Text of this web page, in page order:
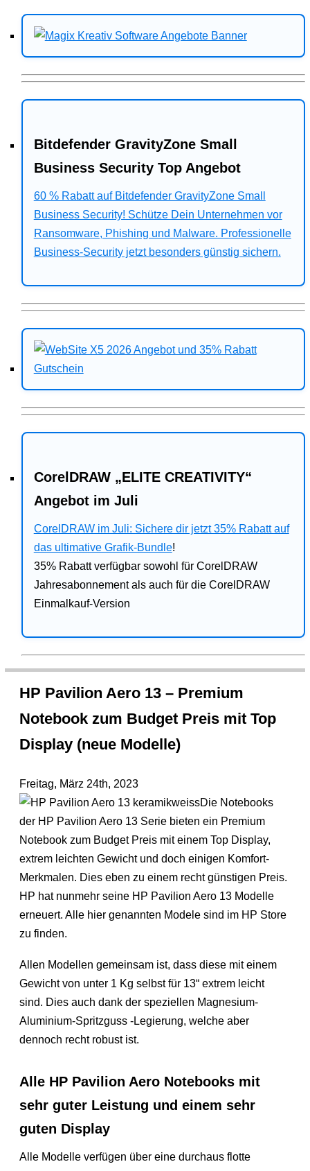
Bitdefender GravityZone Small
Business Security Top Angebot
60 % Rabatt auf Bitdefender GravityZone Small
Business Security! Schütze Dein Unternehmen vor
Ransomware, Phishing und Malware. Professionelle
Business-Security jetzt besonders günstig sichern.
CorelDRAW „ELITE CREATIVITY“
Angebot im Juli
CorelDRAW im Juli: Sichere dir jetzt 35% Rabatt auf
das ultimative Grafik-Bundle!
35% Rabatt verfügbar sowohl für CorelDRAW
Jahresabonnement als auch für die CorelDRAW
Einmalkauf-Version
HP Pavilion Aero 13 – Premium
Notebook zum Budget Preis mit Top
Display (neue Modelle)
Freitag, März 24th, 2023
Die Notebooks
der HP Pavilion Aero 13 Serie bieten ein Premium
Notebook zum Budget Preis mit einem Top Display,
extrem leichten Gewicht und doch einigen Komfort-
Merkmalen. Dies eben zu einem recht günstigen Preis.
HP hat nunmehr seine HP Pavilion Aero 13 Modelle
erneuert. Alle hier genannten Modele sind im HP Store
zu finden.
Allen Modellen gemeinsam ist, dass diese mit einem
Gewicht von unter 1 Kg selbst für 13“ extrem leicht
sind. Dies auch dank der speziellen Magnesium-
Aluminium-Spritzguss -Legierung, welche aber
dennoch recht robust ist.
Alle HP Pavilion Aero Notebooks mit
sehr guter Leistung und einem sehr
guten Display
Alle Modelle verfügen über eine durchaus flotte